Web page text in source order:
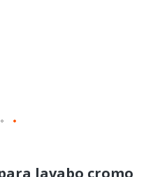
lavabo cromo